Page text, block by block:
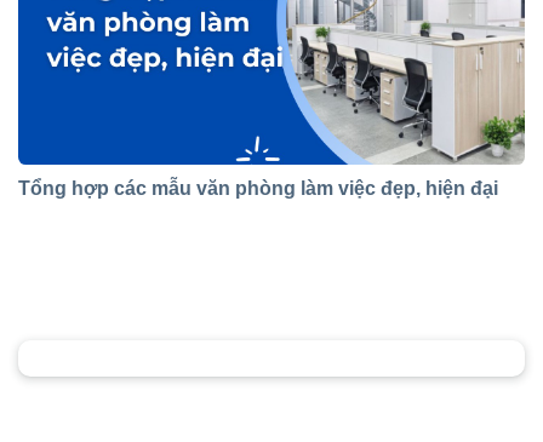
Tổng hợp các mẫu văn phòng làm việc đẹp, hiện đại